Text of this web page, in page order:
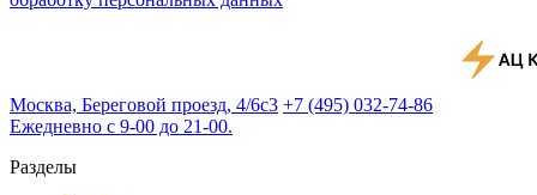
Москва, Береговой проезд, 4/6с3 +7 (495) 032-74-86
Ежедневно с 9-00 до 21-00.
Разделы